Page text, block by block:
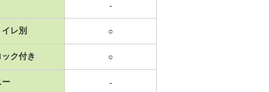
-
レ別 ○
ク付き ○
ー -